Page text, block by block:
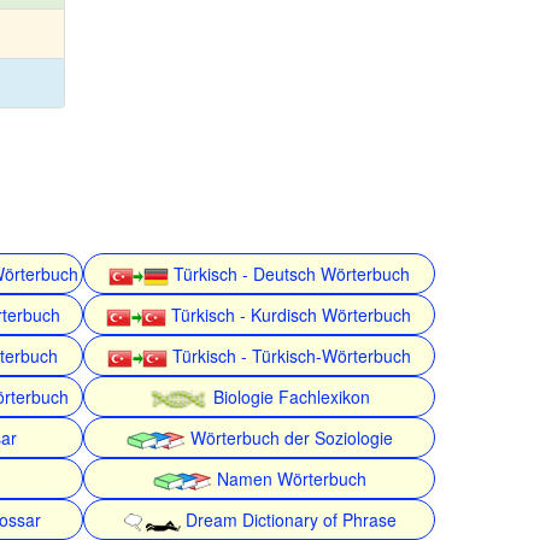
Türkisch - Deutsch Wörterbuch
Türkisch - Kurdisch Wörterbuch
Türkisch - Türkisch-Wörterbuch
Biologie Fachlexikon
Wörterbuch der Soziologie
Namen Wörterbuch
Dream Dictionary of Phrase